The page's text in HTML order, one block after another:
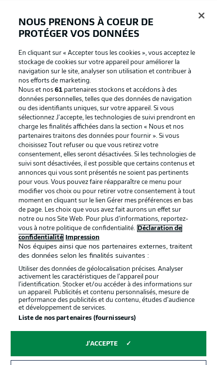
Football as it's meant to be
Proposé par
services
Mentions Légales Gérer mes préférences
NOUS PRENONS À COEUR DE
PROTÉGER VOS DONNÉES
En cliquant sur « Accepter tous les cookies », vous acceptez le
stockage de cookies sur votre appareil pour améliorer la
navigation sur le site, analyser son utilisation et contribuer à
nos efforts de marketing.
Nous et nos61 partenaires stockons et accédons à des
données personnelles, telles que des données de navigation
ou des identifiants uniques, sur votre appareil. Si vous
sélectionnez J'accepte, les technologies de suivi prendront en
charge les finalités affichées dans la section « Nous et nos
partenaires traitons des données pour fournir ». Si vous
choisissez Tout refuser ou que vous retirez votre
consentement, elles seront désactivées. Si les technologies de
suivi sont désactivées, il est possible que certains contenus et
annonces qui vous sont présentés ne soient pas pertinents
pour vous. Vous pouvez faire réapparaître ce menu pour
modifier vos choix ou pour retirer votre consentement à tout
moment en cliquant sur le lien Gérer mes préférences en bas
de page. Les choix que vous avez fait aurons un effet sur
notre ou nos Site Web. Pour plus d’informations, reportez-
vous à notre politique de confidentialité.
Déclaration de
confidentialité
Impression
Nos équipes ainsi que nos partenaires externes, traitent
des données selon les finalités suivantes :
Utiliser des données de géolocalisation précises. Analyser
activement les caractéristiques de l’appareil pour
l’identification. Stocker et/ou accéder à des informations sur
un appareil. Publicités et contenu personnalisés, mesure de
performance des publicités et du contenu, études d’audience
et développement de services.
Liste de nos partenaires (fournisseurs)
J'ACCEPTE